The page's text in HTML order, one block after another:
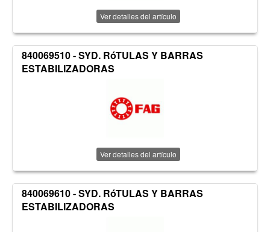
Ver detalles del artículo
840069510 - SYD. RóTULAS Y BARRAS
ESTABILIZADORAS
Ver detalles del artículo
840069610 - SYD. RóTULAS Y BARRAS
ESTABILIZADORAS